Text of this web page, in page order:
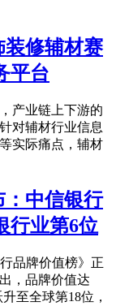
修辅材赛
平台
产业链上下游的
对辅材行业信息
实际痛点，辅材
中信银行
行业第6位
品牌价值榜》正
，品牌价值达
至全球第18位，